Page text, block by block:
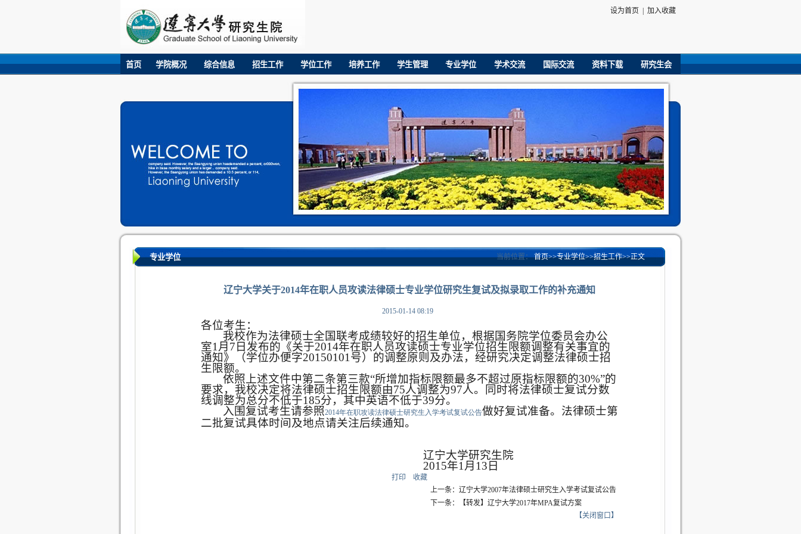
设为首页 加入收藏
首页 学院概况 综合信息 招生工作 学位工作 培养工作 学生管理 专业学位 学术交流 国际交流 资料下载 研究生会
专业学位 当前位置：首页>>专业学位>>招生工作>>正文
辽宁大学关于2014年在职人员攻读法律硕士专业学位研究生复试及拟录取工作的补充通知
2015-01-14 08:19
各位考生：
我校作为法律硕士全国联考成绩较好的招生单位，根据国务院学位委员会办公
室1 月 7 日 发布的《关于2014年在职人员攻读硕士专业学位招生限额调整有关事宜的
通知》（学位办便字20150101 号）的调整原则及办法，经研究决定调整法律硕士招
生限额。
依照上述文件中第二条第三款“所增加指标限额最多不超过原指标限额的30%”的
要求，我校决定将法律硕士招生限额由75人调整为97人。同时将法律硕士复试分数
线调整为总分不低于185分，其中英语不低于39分。
入围复试考生请参照2014年在职攻读法律硕士研究生入学考试复试公告做好复试准备。法律硕士第
二批复试具体时间及地点请关注后续通知。
辽宁大学研究生院
2015年1 月 13 日
打印
收藏
上一条：辽宁大学2007年法律硕士研究生入学考试复试公告
下一条：【转发】辽宁大学2017年MPA复试方案
【关闭窗口 】